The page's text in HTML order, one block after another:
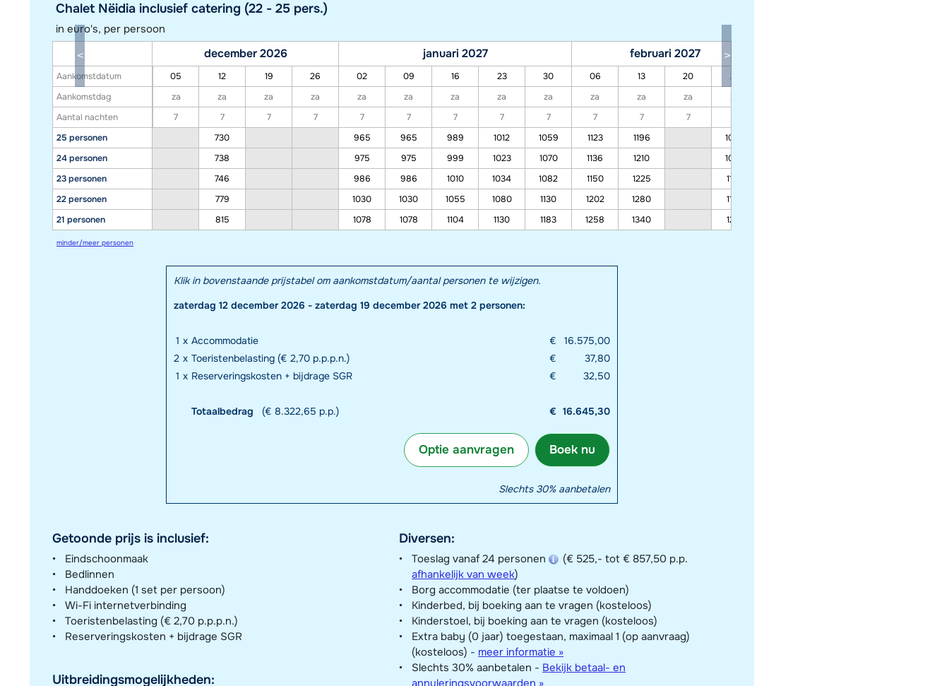
Chalet Nëidia inclusief catering (22 - 25 pers.)
in euro's, per persoon
Aankomstdatum
Aankomstdag
Aantal nachten
25 personen
24 personen
23 personen
22 personen
21 personen
december 2026 januari 2027 februari 2027
05 12 19 26 02 09 16 23 30 06 13 20 27
za
za za za za za za za za za za za za
7
7 7 7 7 7 7 7 7 7 7 7
730
965 965 989 1012 1059 1123 1196 1083
738
975 975 999 1023 1070 1136 1210 1094
746
986 986 1010 1034 1082 1150 1225 1106
779
1030 1030 1055 1080 1130 1202 1280 1156
815
1078 1078 1104 1130 1183 1258 1340 1210
minder/meer personen
Klik in bovenstaande prijstabel om aankomstdatum/aantal personen te wijzigen.
zaterdag 12 december 2026 - zaterdag 19 december 2026 met 2 personen:
1 x Accommodatie €
16.575,00
2 x Toeristenbelasting (€ 2,70 p.p.p.n.) €
37,80
1 x Reserveringskosten + bijdrage SGR € 32,50
Totaalbedrag (€ 8.322,65 p.p.) € 16.645,30
Boek nu
Optie aanvragen
Slechts 30% aanbetalen
Getoonde prijs is inclusief:
Eindschoonmaak
Bedlinnen
Handdoeken (1 set per persoon)
Wi-Fi internetverbinding
Toeristenbelasting (€ 2,70 p.p.p.n.)
Reserveringskosten + bijdrage SGR
Uitbreidingsmogelijkheden:
Diversen:
Toeslag vanaf 24 personen
(€ 525,- tot € 857,50 p.p.
afhankelijk van week)
Borg accommodatie (ter plaatse te voldoen)
Kinderbed, bij boeking aan te vragen (kosteloos)
Kinderstoel, bij boeking aan te vragen (kosteloos)
Extra baby (0 jaar) toegestaan, maximaal 1 (op aanvraag)
(kosteloos) - meer informatie »
Slechts 30% aanbetalen - Bekijk betaal- en